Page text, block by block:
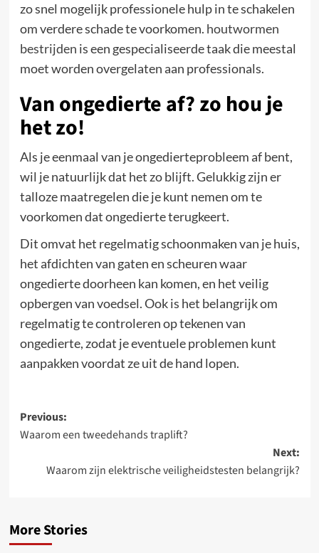
zo snel mogelijk professionele hulp in te schakelen
om verdere schade te voorkomen. houtwormen
bestrijden is een gespecialiseerde taak die meestal
moet worden overgelaten aan professionals.
Van ongedierte af? zo hou je
het zo!
Als je eenmaal van je ongedierteprobleem af bent,
wil je natuurlijk dat het zo blijft. Gelukkig zijn er
talloze maatregelen die je kunt nemen om te
voorkomen dat ongedierte terugkeert.
Dit omvat het regelmatig schoonmaken van je huis,
het afdichten van gaten en scheuren waar
ongedierte doorheen kan komen, en het veilig
opbergen van voedsel. Ook is het belangrijk om
regelmatig te controleren op tekenen van
ongedierte, zodat je eventuele problemen kunt
aanpakken voordat ze uit de hand lopen.
Post
navigation
Previous:
Waarom een tweedehands traplift?
Next:
Waarom zijn elektrische veiligheidstesten belangrijk?
More Stories